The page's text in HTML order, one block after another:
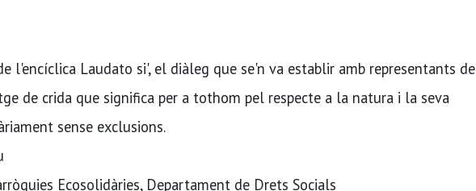
l'encíclica Laudato si', el diàleg que se'n va establir amb representants de
de crida que significa per a tothom pel respecte a la natura i la seva
sense exclusions.
Ecosolidàries, Departament de Drets Socials